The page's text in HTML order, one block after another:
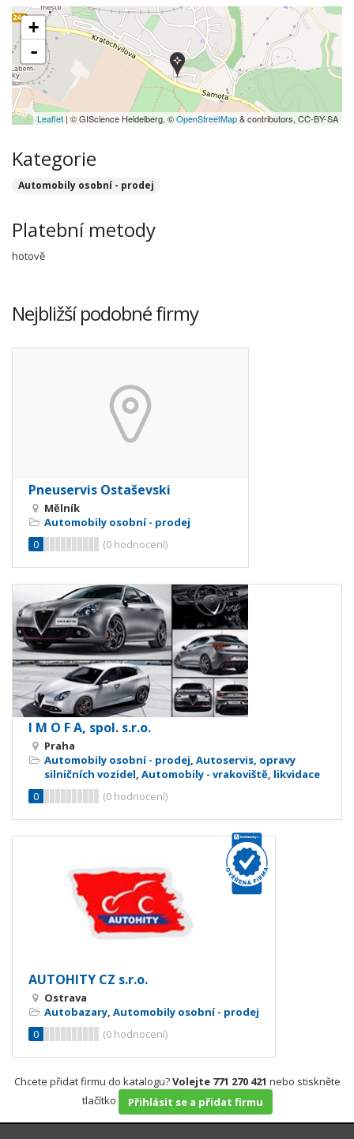
+
-
Leaflet | © GIScience Heidelberg, ©OpenStreetMap& contributors, CC-BY-SA
Kategorie
Automobily osobní - prodej
Platební metody
hotově
Nejbližší podobné firmy
Pneuservis Ostaševski
Mělník
Automobily osobní - prodej
0
(0 hodnocení)
I M O F A, spol. s.r.o.
Praha
Automobily osobní - prodej, Autoservis, opravy
silničních vozidel, Automobily - vrakoviště, likvidace
0
(0 hodnocení)
AUTOHITY CZ s.r.o.
Ostrava
Autobazary, Automobily osobní - prodej
0
(0 hodnocení)
Chcete přidat firmu do katalogu?Volejte 771 270 421 nebo stiskněte
tlačítko
Přihlásit se a přidat firmu